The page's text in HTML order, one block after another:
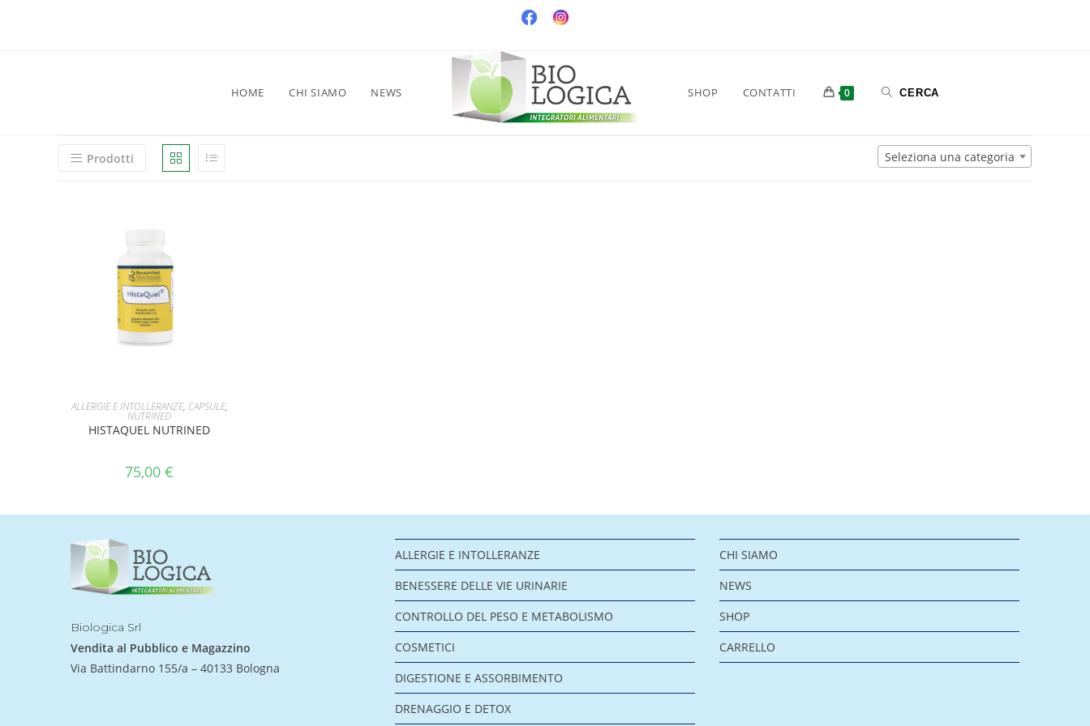
HOME CHI SIAMO NEWS SHOP CONTATTI 0
Seleziona una categoria
Prodotti
AGGIUNGI AL CARRELLO
ALLERGIE E INTOLLERANZE, CAPSULE,
NUTRINED
HISTAQUEL NUTRINED
75,00 €
Biologica Srl
Vendita al Pubblico e Magazzino
Via Battindarno 155/a – 40133 Bologna
ALLERGIE E INTOLLERANZE
BENESSERE DELLE VIE URINARIE
CONTROLLO DEL PESO E METABOLISMO
COSMETICI
DIGESTIONE E ASSORBIMENTO
DRENAGGIO E DETOX
CHI SIAMO
NEWS
SHOP
CARRELLO